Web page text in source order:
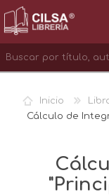
INICIAR SESIÓN
Inicio
Cálculo de